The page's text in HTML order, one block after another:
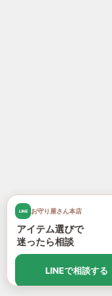
LINE お守り屋さん本店
アイテム選びで
迷ったら相談
LINEで相談する